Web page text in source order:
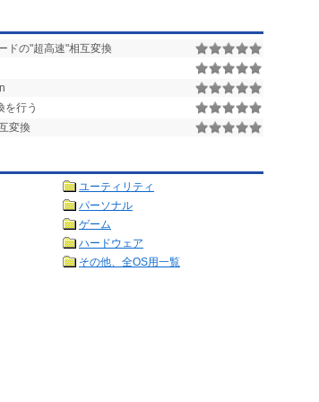
ドの"超高速"相互変換
を行う
変換
ユーティリティ
パーソナル
ゲーム
ハードウェア
その他、全OS用一覧